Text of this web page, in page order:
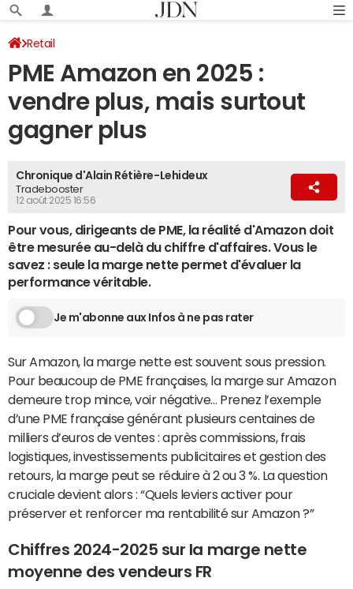
Retail
PME Amazon en 2025 :
vendre plus, mais surtout
gagner plus
Chronique d'Alain Rétière-Lehideux
Tradebooster
12 août 2025 16:56
Pour vous, dirigeants de PME, la réalité d'Amazon doit
être mesurée au-delà du chiffre d'affaires. Vous le
savez : seule la marge nette permet d'évaluer la
performance véritable.
Je m'abonne aux Infos à ne pas rater
Sur Amazon, la marge nette est souvent sous pression.
Pour beaucoup de PME françaises, la marge sur Amazon
demeure trop mince, voir négative… Prenez l’exemple
d’une PME française générant plusieurs centaines de
milliers d’euros de ventes : après commissions, frais
logistiques, investissements publicitaires et gestion des
retours, la marge peut se réduire à 2 ou 3 %. La question
cruciale devient alors : “Quels leviers activer pour
préserver et renforcer ma rentabilité sur Amazon ?”
Chiffres 2024-2025 sur la marge nette
moyenne des vendeurs FR